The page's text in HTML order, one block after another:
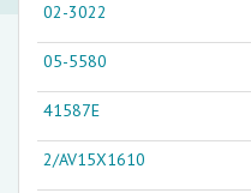
02-3022
05-5580
41587E
2/AV15X1610